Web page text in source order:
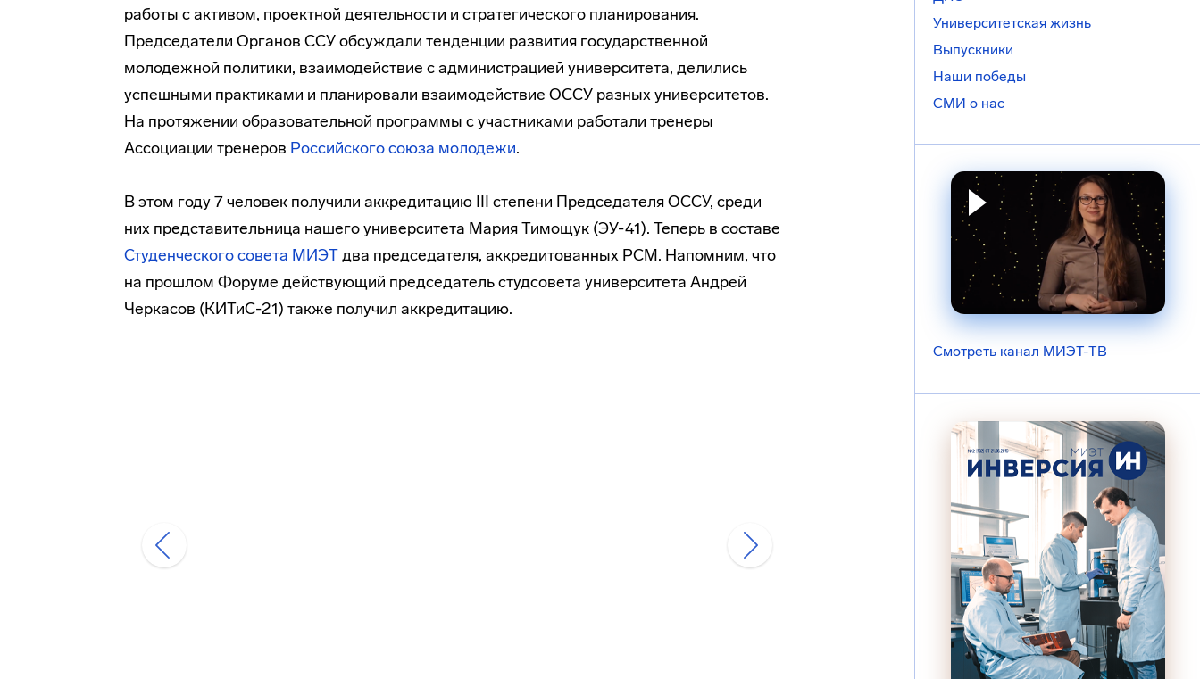
работы с активом, проектной деятельности и стратегического планирования.
Председатели Органов ССУ обсуждали тенденции развития государственной
молодежной политики, взаимодействие с администрацией университета, делились
успешными практиками и планировали взаимодействие ОССУ разных университетов.
На протяжении образовательной программы с участниками работали тренеры
Ассоциации тренеров Российского союза молодежи.
В этом году 7 человек получили аккредитацию III степени Председателя ОССУ, среди
них представительница нашего университета Мария Тимощук (ЭУ-41). Теперь в составе
Студенческого совета МИЭТдва председателя, аккредитованных РСМ. Напомним, что
на прошлом Форуме действующий председатель студсовета университета Андрей
Черкасов (КИТиС-21) также получил аккредитацию.
Университетская жизнь
Выпускники
Наши победы
СМИ о нас
Смотреть канал МИЭТ-ТВ